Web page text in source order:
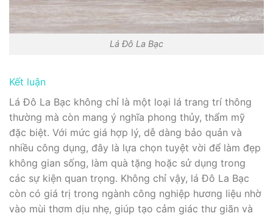
Lá Đô La Bạc
Kết luận
Lá Đô La Bạc không chỉ là một loại lá trang trí thông
thường mà còn mang ý nghĩa phong thủy, thẩm mỹ
đặc biệt. Với mức giá hợp lý, dễ dàng bảo quản và
nhiều công dụng, đây là lựa chọn tuyệt vời để làm đẹp
không gian sống, làm quà tặng hoặc sử dụng trong
các sự kiện quan trọng. Không chỉ vậy, lá Đô La Bạc
còn có giá trị trong ngành công nghiệp hương liệu nhờ
vào mùi thơm dịu nhẹ, giúp tạo cảm giác thư giãn và